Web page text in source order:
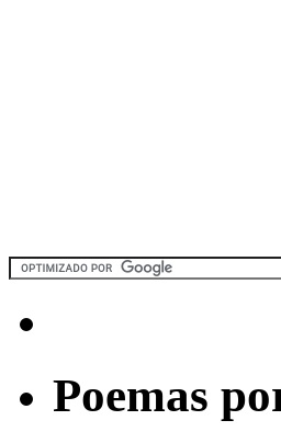
Poemas